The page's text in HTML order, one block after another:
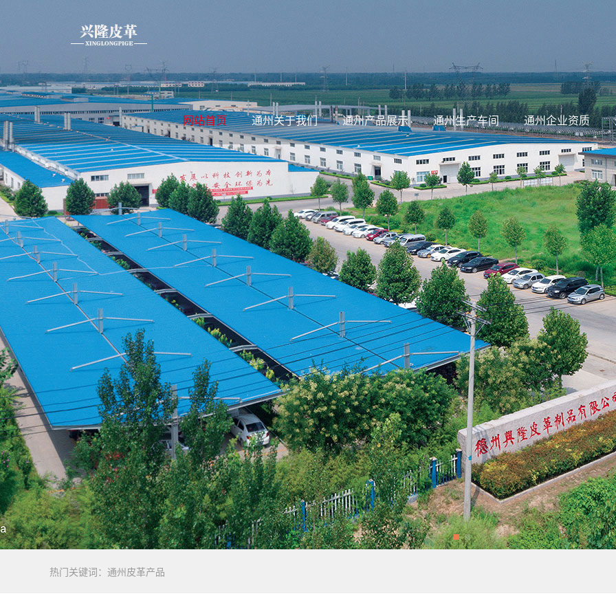
网站首页 通州关于我们 通州产品展示 通州生产车间 通州企业资质
热门关键词： 通州皮革产品